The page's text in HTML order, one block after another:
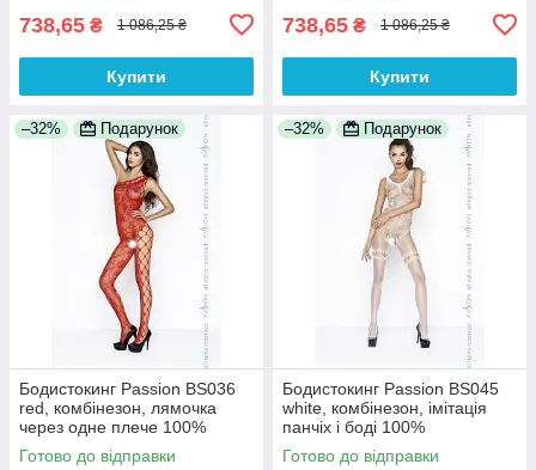
738,65 ₴ 1 086,25 ₴
Купити
738,65 ₴ 1 086,25 ₴
Купити
–32% Подарунок
Бодистокинг Passion BS036
red, комбінезон, лямочка
через одне плече 100%
Анонімності
Готово до відправки
–32% Подарунок
Бодистокинг Passion BS045
white, комбінезон, імітація
панчіх і боді 100%
Анонімності
Готово до відправки